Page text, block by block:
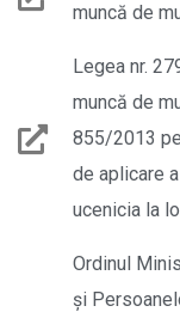
muncă de
Legea nr.
muncă de
855/2013
de aplicare
ucenicia la
Ordinul
și